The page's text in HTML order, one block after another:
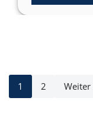
1 2 Weiter